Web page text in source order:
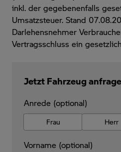
inkl. der gegebenenfalls
Umsatzsteuer. Stand
Darlehensnehmer
Vertragsschluss ein
Jetzt Fahrzeug
Anrede (optional)
Frau Herr
Vorname (optional)